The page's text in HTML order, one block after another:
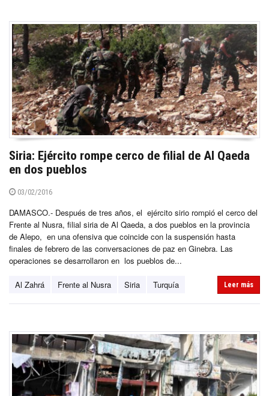
Siria: Ejército rompe cerco de filial de Al Qaeda
en dos pueblos
03/02/2016
DAMASCO.- Después de tres años, el ejército sirio rompió el cerco del
Frente al Nusra, filial siria de Al Qaeda, a dos pueblos en la provincia
de Alepo, en una ofensiva que coincide con la suspensión hasta
finales de febrero de las conversaciones de paz en Ginebra. Las
operaciones se desarrollaron en los pueblos de...
Al Zahrá Frente al Nusra Siria Turquía Leer más